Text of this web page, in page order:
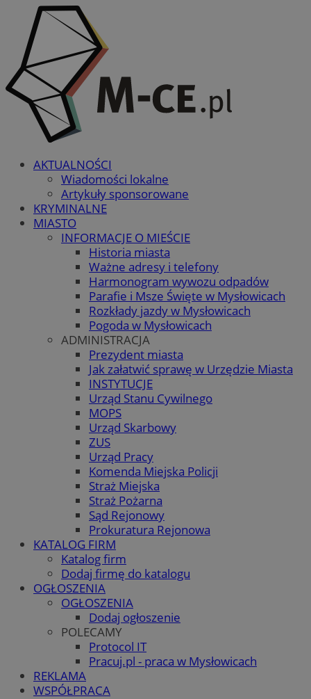
AKTUALNOŚCI
Wiadomości lokalne
Artykuły sponsorowane
KRYMINALNE
MIASTO
INFORMACJE O MIEŚCIE
Historia miasta
Ważne adresy i telefony
Harmonogram wywozu odpadów
Parafie i Msze Święte w Mysłowicach
Rozkłady jazdy w Mysłowicach
Pogoda w Mysłowicach
ADMINISTRACJA
Prezydent miasta
Jak załatwić sprawę w Urzędzie Miasta
INSTYTUCJE
Urząd Stanu Cywilnego
MOPS
Urząd Skarbowy
ZUS
Urząd Pracy
Komenda Miejska Policji
Straż Miejska
Straż Pożarna
Sąd Rejonowy
Prokuratura Rejonowa
KATALOG FIRM
Katalog firm
Dodaj firmę do katalogu
OGŁOSZENIA
OGŁOSZENIA
Dodaj ogłoszenie
POLECAMY
Protocol IT
Pracuj.pl - praca w Mysłowicach
REKLAMA
WSPÓŁPRACA